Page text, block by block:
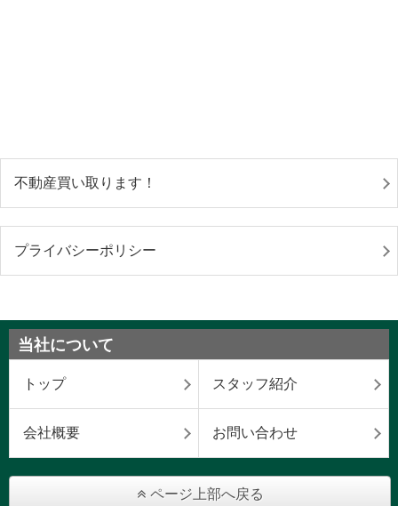
不動産買い取ります！
プライバシーポリシー
当社について
トップ スタッフ紹介
会社概要 お問い合わせ
ページ上部へ戻る